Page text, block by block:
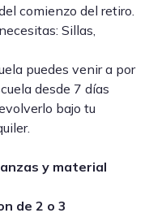
comienzo del retiro.
Sillas,
puedes venir a por
desde 7 días
bajo tu
y material
de 2 o 3